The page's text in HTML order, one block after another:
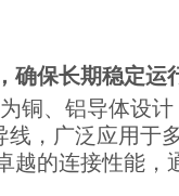
确保长期稳定运
铜、铝导体设
线，广泛应用于
越的连接性能，